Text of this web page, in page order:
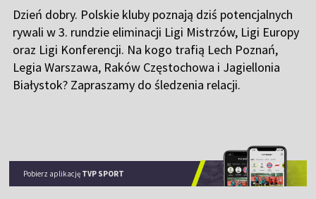
Dzień dobry. Polskie kluby poznają dziś potencjalnych
rywali w 3. rundzie eliminacji Ligi Mistrzów, Ligi Europy
oraz Ligi Konferencji. Na kogo trafią Lech Poznań,
Legia Warszawa, Raków Częstochowa i Jagiellonia
Białystok? Zapraszamy do śledzenia relacji.
Pobierz aplikację TVP SPORT